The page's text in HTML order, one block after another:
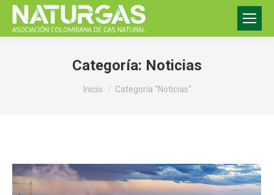
Categoría: Noticias
Estás aquí:
Inicio Categoría "Noticias"